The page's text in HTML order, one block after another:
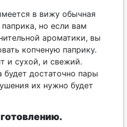
в вижу обычная
но если вам
ароматики, вы
копченую паприку.
и сухой, и свежий.
достаточно пары
их нужно будет